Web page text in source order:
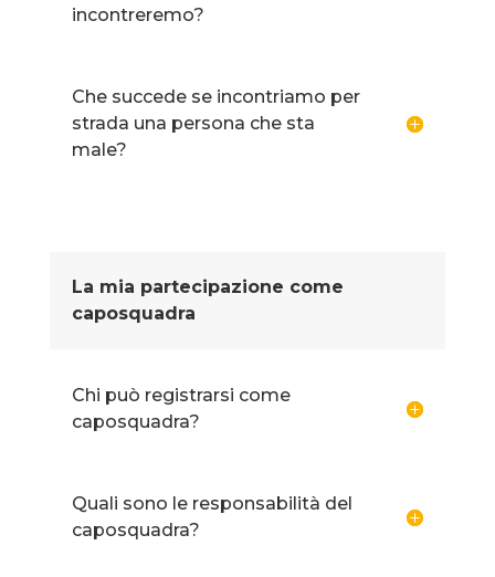
incontreremo?
Che succede se incontriamo per
strada una persona che sta
male?
La mia partecipazione come
caposquadra
Chi può registrarsi come
caposquadra?
Quali sono le responsabilità del
caposquadra?